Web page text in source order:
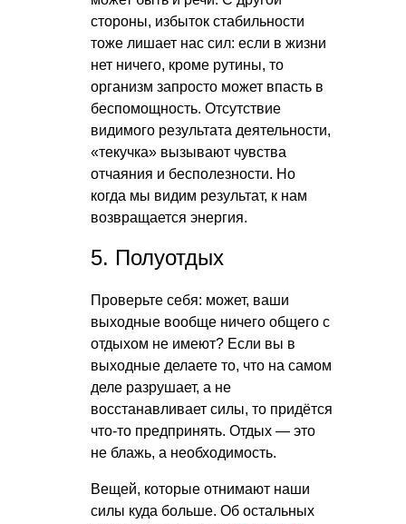
стороны, избыток стабильности
тоже лишает нас сил: если в жизни
нет ничего, кроме рутины, то
организм запросто может впасть в
беспомощность. Отсутствие
видимого результата деятельности,
«текучка» вызывают чувства
отчаяния и бесполезности. Но
когда мы видим результат, к нам
возвращается энергия.
5. Полуотдых
Проверьте себя: может, ваши
выходные вообще ничего общего с
отдыхом не имеют? Если вы в
выходные делаете то, что на самом
деле разрушает, а не
восстанавливает силы, то придётся
что-то предпринять. Отдых — это
не блажь, а необходимость.
Вещей, которые отнимают наши
силы куда больше. Об остальных